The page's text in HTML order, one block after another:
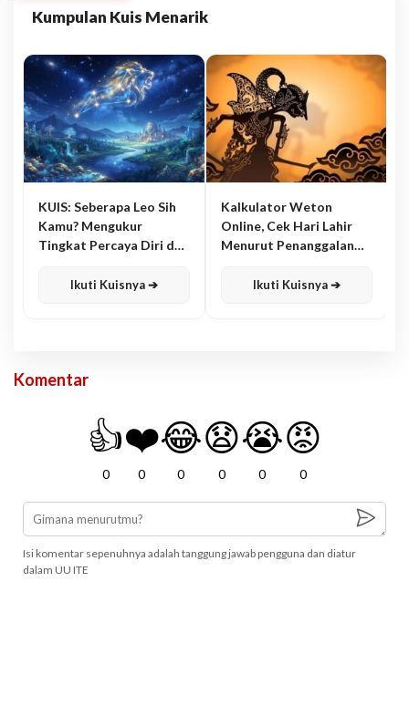
Kumpulan Kuis Menarik
KUIS: Seberapa Leo Sih
Kamu? Mengukur
Tingkat Percaya Diri dan
Ikuti Kuisnya ➔
Kalkulator Weton
Online, Cek Hari Lahir
Menurut Penanggalan
Ikuti Kuisnya ➔
Komentar
👍
0
❤️
0
😂
0
😧
0
😭
0
😡
0
Isi komentar sepenuhnya adalah tanggung jawab pengguna dan diatur
dalam UU ITE